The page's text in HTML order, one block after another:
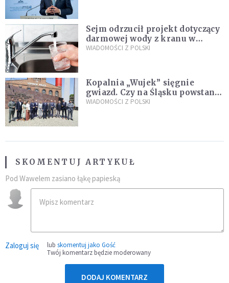
Sejm odrzucił projekt dotyczący
darmowej wody z kranu w
restauracjach
WIADOMOŚCI Z POLSKI
Kopalnia „Wujek” sięgnie
gwiazd. Czy na Śląsku powstanie
„Dolina Krzemowa”?
WIADOMOŚCI Z POLSKI
SKOMENTUJ ARTYKUŁ
Pod Wawelem zasiano łąkę papieską
Zaloguj się lub skomentuj jako Gość
Twój komentarz będzie moderowany
DODAJ KOMENTARZ